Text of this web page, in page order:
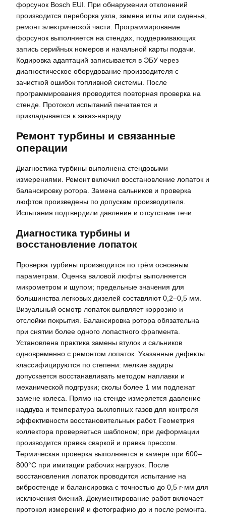
форсунок Bosch EUI. При обнаружении отклонений
производится переборка узла, замена иглы или сиденья,
ремонт электрической части. Программирование
форсунок выполняется на стендах, поддерживающих
запись серийных номеров и начальной карты подачи.
Кодировка адаптаций записывается в ЭБУ через
диагностическое оборудование производителя с
зачисткой ошибок топливной системы. После
программирования проводится повторная проверка на
стенде. Протокол испытаний печатается и
прикладывается к заказ-наряду.
Ремонт турбины и связанные
операции
Диагностика турбины выполнена стендовыми
измерениями. Ремонт включил восстановление лопаток и
балансировку ротора. Замена сальников и проверка
люфтов произведены по допускам производителя.
Испытания подтвердили давление и отсутствие течи.
Диагностика турбины и
восстановление лопаток
Проверка турбины производится по трём основным
параметрам. Оценка валовой люфты выполняется
микрометром и щупом; предельные значения для
большинства легковых дизелей составляют 0,2–0,5 мм.
Визуальный осмотр лопаток выявляет коррозию и
отслойки покрытия. Балансировка ротора обязательна
при снятии более одного лопастного фрагмента.
Установлена практика замены втулок и сальников
одновременно с ремонтом лопаток. Указанные дефекты
классифицируются по степени: мелкие задиры
допускается восстанавливать методом наплавки и
механической подгрузки; сколы более 1 мм подлежат
замене колеса. Прямо на стенде измеряется давление
наддува и температура выхлопных газов для контроля
эффективности восстановительных работ. Геометрия
коллектора проверяеться шаблоном; при деформации
производится правка сваркой и правка прессом.
Термическая проверка выполняется в камере при 600–
800°C при имитации рабочих нагрузок. После
восстановления лопаток проводится испытание на
вибростенде и балансировка с точностью до 0,5 г·мм для
исключения биений. Документирование работ включает
протокол измерений и фотографию до и после ремонта.